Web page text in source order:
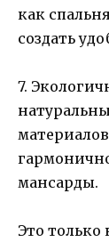
как
создать
7.
мансарды.
Это только